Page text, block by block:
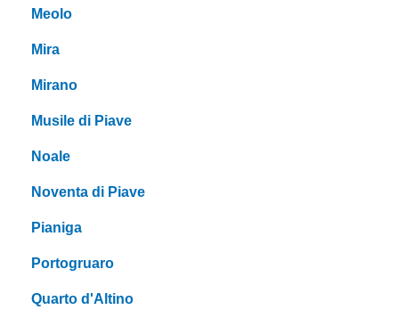
Meolo
Mira
Mirano
Musile di Piave
Noale
Noventa di Piave
Pianiga
Portogruaro
Quarto d'Altino